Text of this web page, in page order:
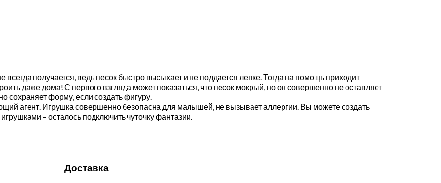
получается, ведь песок быстро высыхает и не поддается лепке. Тогда на помощь приходит
даже дома! С первого взгляда может показаться, что песок мокрый, но он совершенно не оставляет
сохраняет форму, если создать фигуру.
агент. Игрушка совершенно безопасна для малышей, не вызывает аллергии. Вы можете создать
– осталось подключить чуточку фантазии.
Доставка